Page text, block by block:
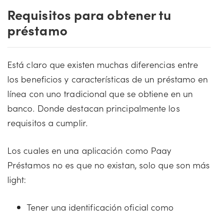
Requisitos para obtener tu
préstamo
Está claro que existen muchas diferencias entre
los beneficios y características de un préstamo en
línea con uno tradicional que se obtiene en un
banco. Donde destacan principalmente los
requisitos a cumplir.
Los cuales en una aplicación como Paay
Préstamos no es que no existan, solo que son más
light:
Tener una identificación oficial como